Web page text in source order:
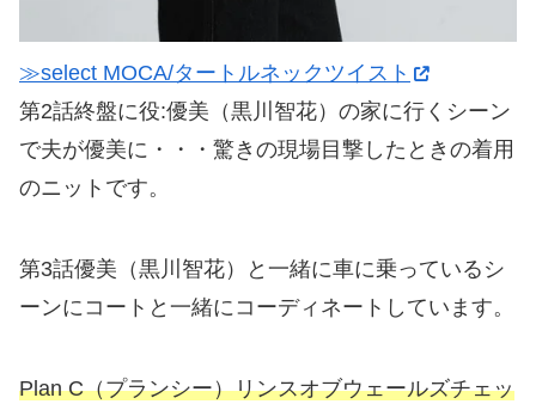
≫select MOCA/タートルネックツイスト
第2話終盤に役:優美（黒川智花）の家に行くシーン
で夫が優美に・・・驚きの現場目撃したときの着用
のニットです。
第3話優美（黒川智花）と一緒に車に乗っているシ
ーンにコートと一緒にコーディネートしています。
Plan C（プランシー）リンスオブウェールズチェッ